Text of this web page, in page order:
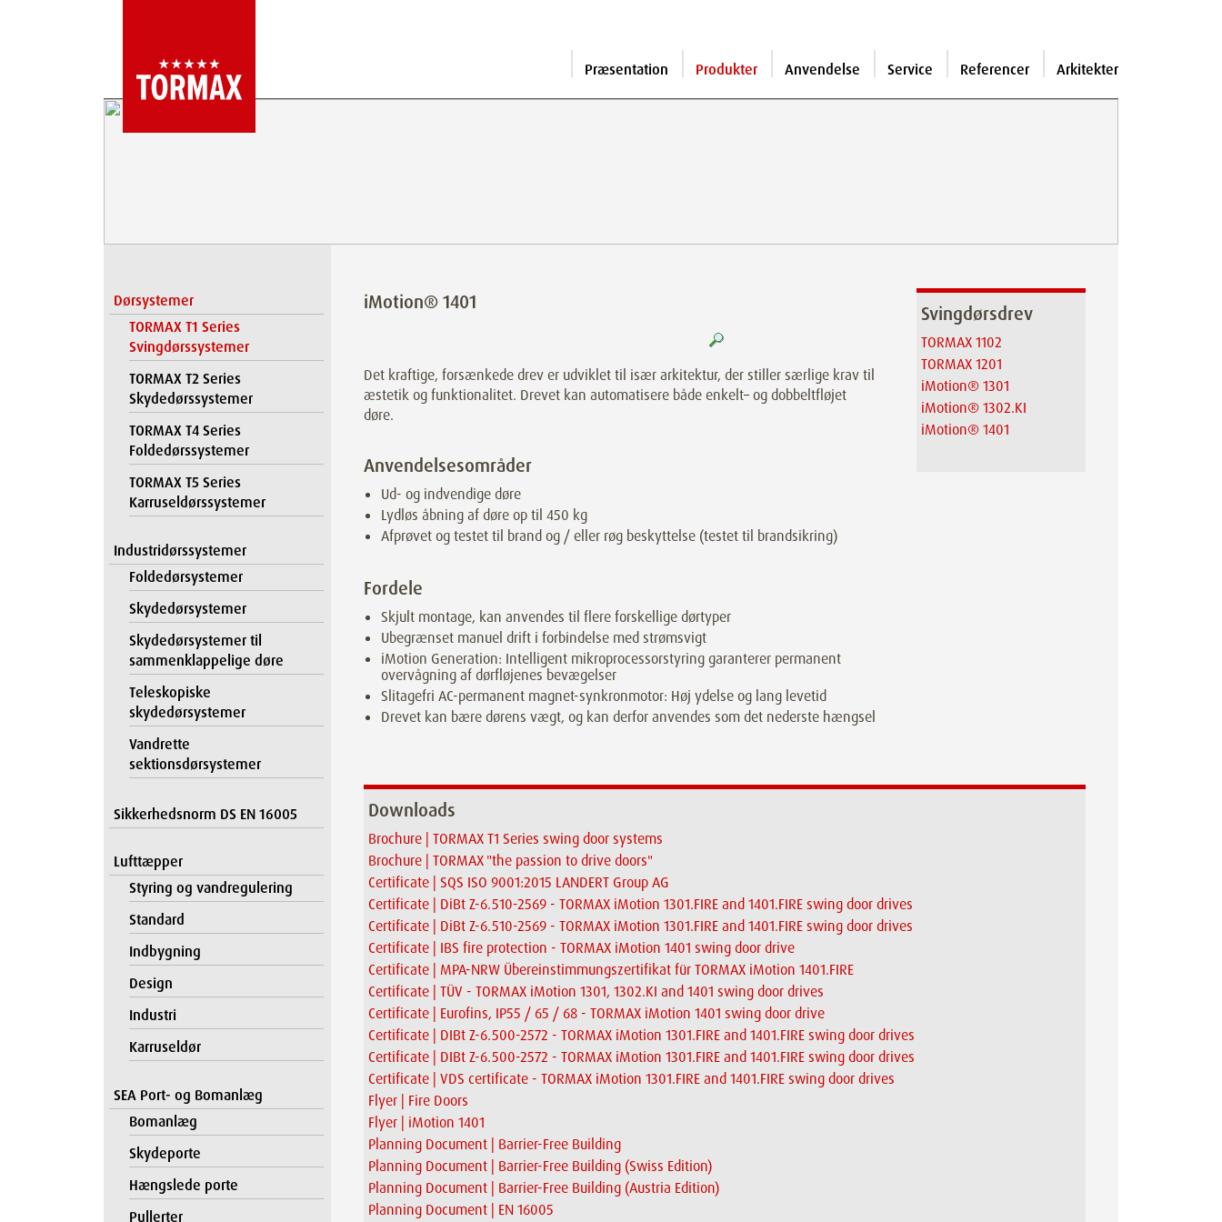
Præsentation Produkter Anvendelse Service Referencer Arkitekter
Dørsystemer
TORMAX T1 Series
Svingdørssystemer
TORMAX T2 Series
Skydedørssystemer
TORMAX T4 Series
Foldedørssystemer
TORMAX T5 Series
Karruseldørssystemer
Industridørssystemer
Foldedørsystemer
Skydedørsystemer
Skydedørsystemer til
sammenklappelige døre
Teleskopiske
skydedørsystemer
Vandrette
sektionsdørsystemer
Sikkerhedsnorm DS EN 16005
Lufttæpper
Styring og vandregulering
Standard
Indbygning
Design
Industri
Karruseldør
SEA Port- og Bomanlæg
Bomanlæg
Skydeporte
Hængslede porte
Pullerter
iMotion® 1401
Det kraftige, forsænkede drev er udviklet til især arkitektur, der stiller særlige krav til
æstetik og funktionalitet. Drevet kan automatisere både enkelt– og dobbeltfløjet
døre.
Anvendelsesområder
Ud- og indvendige døre
Lydløs åbning af døre op til 450 kg
Afprøvet og testet til brand og / eller røg beskyttelse (testet til brandsikring)
Fordele
Skjult montage, kan anvendes til flere forskellige dørtyper
Ubegrænset manuel drift i forbindelse med strømsvigt
iMotion Generation: Intelligent mikroprocessorstyring garanterer permanent
overvågning af dørfløjenes bevægelser
Slitagefri AC-permanent magnet-synkronmotor: Høj ydelse og lang levetid
Drevet kan bære dørens vægt, og kan derfor anvendes som det nederste hængsel
Svingdørsdrev
TORMAX 1102
TORMAX 1201
iMotion® 1301
iMotion® 1302.KI
iMotion® 1401
Downloads
Brochure | TORMAX T1 Series swing door systems
Brochure | TORMAX "the passion to drive doors"
Certificate | SQS ISO 9001:2015 LANDERT Group AG
Certificate | DiBt Z-6.510-2569 - TORMAX iMotion 1301.FIRE and 1401.FIRE swing door drives
Certificate | DiBt Z-6.510-2569 - TORMAX iMotion 1301.FIRE and 1401.FIRE swing door drives
Certificate | IBS fire protection - TORMAX iMotion 1401 swing door drive
Certificate | MPA-NRW Übereinstimmungszertifikat für TORMAX iMotion 1401.FIRE
Certificate | TÜV - TORMAX iMotion 1301, 1302.KI and 1401 swing door drives
Certificate | Eurofins, IP55 / 65 / 68 - TORMAX iMotion 1401 swing door drive
Certificate | DIBt Z-6.500-2572 - TORMAX iMotion 1301.FIRE and 1401.FIRE swing door drives
Certificate | DIBt Z-6.500-2572 - TORMAX iMotion 1301.FIRE and 1401.FIRE swing door drives
Certificate | VDS certificate - TORMAX iMotion 1301.FIRE and 1401.FIRE swing door drives
Flyer | Fire Doors
Flyer | iMotion 1401
Planning Document | Barrier-Free Building
Planning Document | Barrier-Free Building (Swiss Edition)
Planning Document | Barrier-Free Building (Austria Edition)
Planning Document | EN 16005